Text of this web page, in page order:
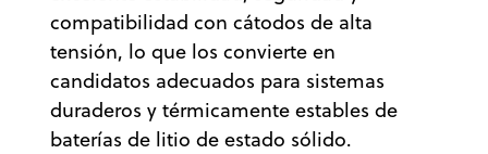
compatibilidad con cátodos de alta
tensión, lo que los convierte en
candidatos adecuados para sistemas
duraderos y térmicamente estables de
baterías de litio de estado sólido.